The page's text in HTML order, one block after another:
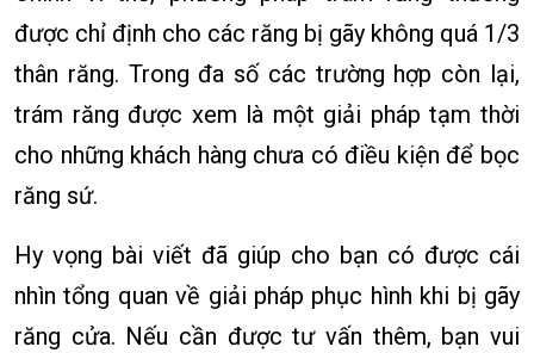
được chỉ định cho các răng bị gãy không quá 1/3
thân răng. Trong đa số các trường hợp còn lại,
trám răng được xem là một giải pháp tạm thời
cho những khách hàng chưa có điều kiện để bọc
răng sứ.
Hy vọng bài viết đã giúp cho bạn có được cái
nhìn tổng quan về giải pháp phục hình khi bị gãy
răng cửa. Nếu cần được tư vấn thêm, bạn vui